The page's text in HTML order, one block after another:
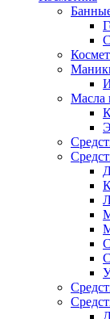
Масла